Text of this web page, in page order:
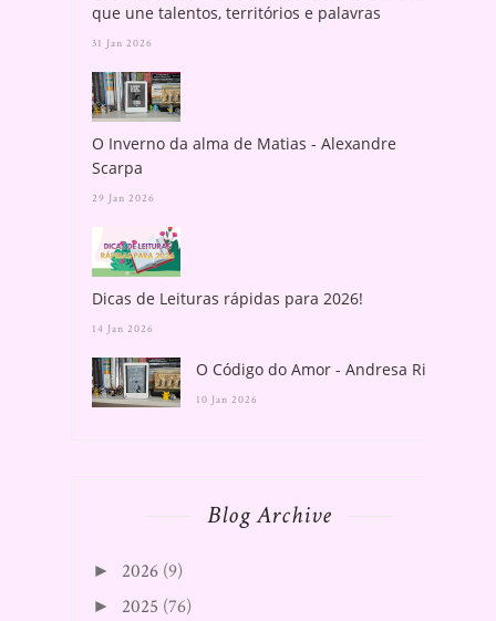
que une talentos, territórios e palavras
31 Jan 2026
O Inverno da alma de Matias - Alexandre
Scarpa
29 Jan 2026
Dicas de Leituras rápidas para 2026!
14 Jan 2026
O Código do Amor - Andresa Rios
10 Jan 2026
Blog Archive
► 2026 (9)
► 2025 (76)